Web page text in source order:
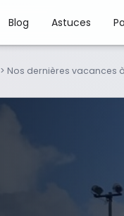
Blog Astuces
> Nos dernières vacances